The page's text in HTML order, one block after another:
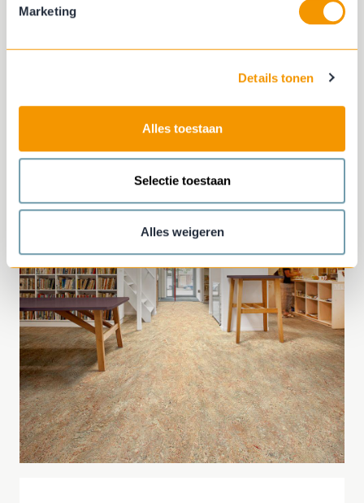
Marketing
Details tonen
Alles toestaan
Selectie toestaan
Alles weigeren
maak een afspraak met een adviseur en